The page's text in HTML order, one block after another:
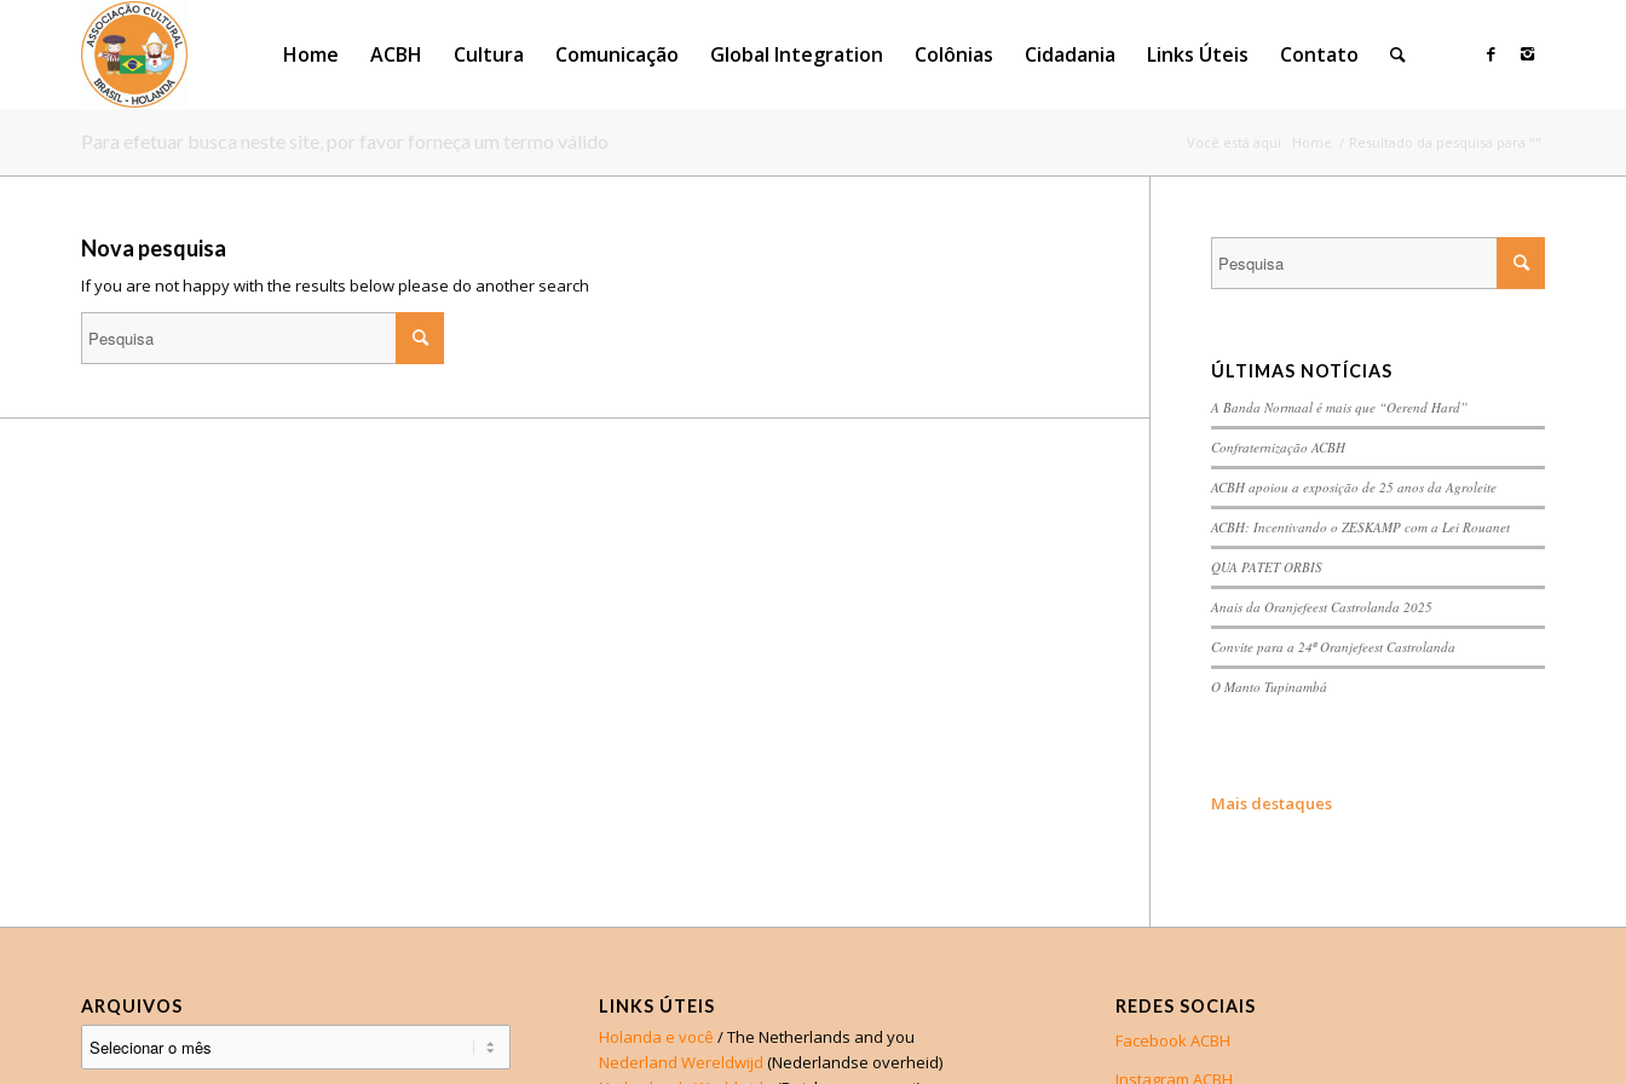
Home ACBH Cultura Comunicação Global Integration Colônias Cidadania Links Úteis Contato
Para efetuar busca neste site, por favor forneça um termo válido Você está aqui: Home / Resultado da pesquisa para ""
Nova pesquisa
If you are not happy with the results below please do another search
ÚLTIMAS NOTÍCIAS
A Banda Normaal é mais que “Oerend Hard”
Confraternização ACBH
ACBH apoiou a exposição de 25 anos da Agroleite
ACBH: Incentivando o ZESKAMP com a Lei Rouanet
QUA PATET ORBIS
Anais da Oranjefeest Castrolanda 2025
Convite para a 24ª Oranjefeest Castrolanda
O Manto Tupinambá
Mais destaques
ARQUIVOS LINKS ÚTEIS
Holanda e você / The Netherlands and you
Nederland Wereldwijd (Nederlandse overheid)
REDES SOCIAIS
Facebook ACBH
Instagram ACBH